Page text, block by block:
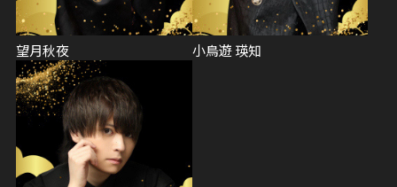
望月秋夜 小鳥遊 瑛知